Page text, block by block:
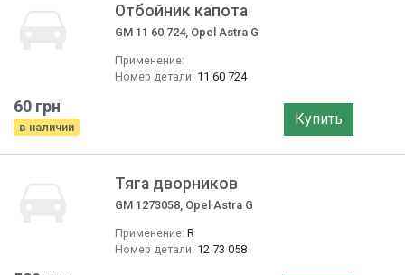
Отбойник капота
GM 11 60 724, Opel Astra G
Применение:
Номер детали: 11 60 724
60 грн
в наличии Купить
Тяга дворников
GM 1273058, Opel Astra G
Применение: R
Номер детали: 12 73 058